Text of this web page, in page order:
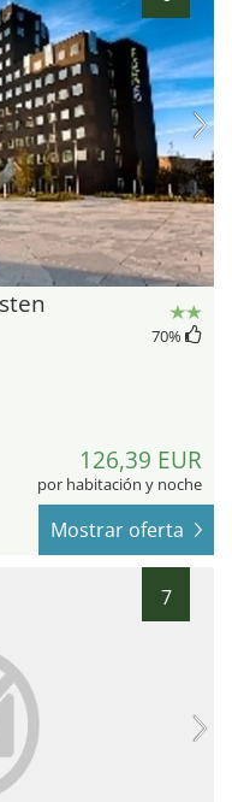
70%
126,39 EUR
por habitación y noche
Mostrar oferta
7